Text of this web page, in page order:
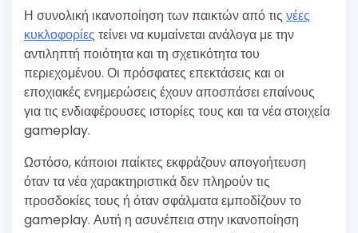
Η συνολική ικανοποίηση των παικτών από τις νέες
κυκλοφορίες τείνει να κυμαίνεται ανάλογα με την
αντιληπτή ποιότητα και τη σχετικότητα του
περιεχομένου. Οι πρόσφατες επεκτάσεις και οι
εποχιακές ενημερώσεις έχουν αποσπάσει επαίνους
για τις ενδιαφέρουσες ιστορίες τους και τα νέα στοιχεία
gameplay.
Ωστόσο, κάποιοι παίκτες εκφράζουν απογοήτευση
όταν τα νέα χαρακτηριστικά δεν πληρούν τις
προσδοκίες τους ή όταν σφάλματα εμποδίζουν το
gameplay. Αυτή η ασυνέπεια στην ικανοποίηση